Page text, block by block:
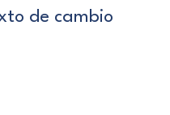
de cambio